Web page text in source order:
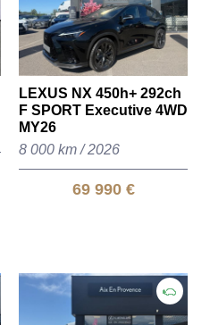
LEXUS NX 450h+ 292ch
F SPORT Executive 4WD
MY26
8 000 km / 2026
69 990 €